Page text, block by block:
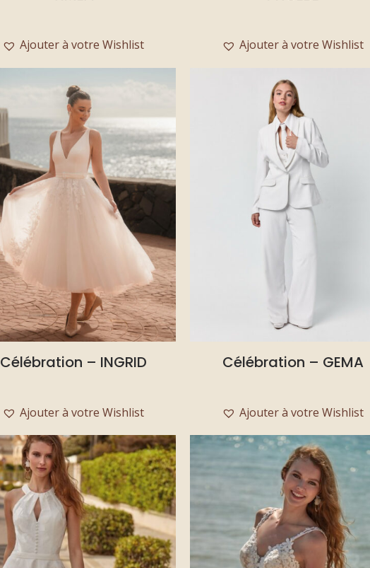
Ajouter à votre Wishlist Ajouter à votre Wishlist
Célébration – INGRID
Ajouter à votre Wishlist
Célébration – GEMA
Ajouter à votre Wishlist